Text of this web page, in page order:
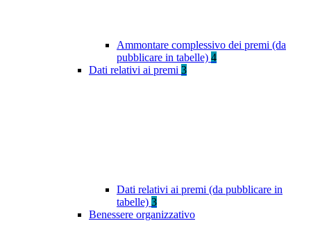
Ammontare complessivo dei premi (da
pubblicare in tabelle) 4
Dati relativi ai premi 3
Dati relativi ai premi (da pubblicare in
tabelle) 3
Benessere organizzativo